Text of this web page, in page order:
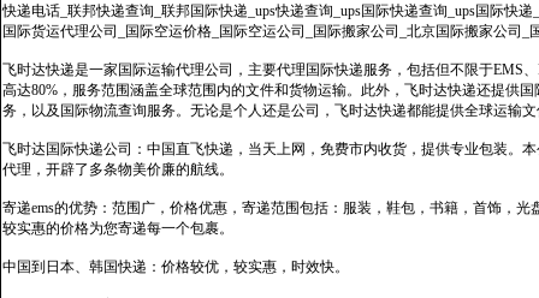
快递电话_联邦快递查询_联邦国际快递_ups快递查询_ups国际快递查询_ups国际快
国际货运代理公司_国际空运价格_国际空运公司_国际搬家公司_北京国际搬家公司_
飞时达快递是一家国际运输代理公司，主要代理国际快递服务，包括但不限于EMS
高达80%，服务范围涵盖全球范围内的文件和货物运输。此外，飞时达快递还提供
务，以及国际物流查询服务。无论是个人还是公司，飞时达快递都能提供全球运输
飞时达国际快递公司：中国直飞快递，当天上网，免费市内收货，提供专业包装。
代理，开辟了多条物美价廉的航线。
寄递ems的优势：范围广，价格优惠，寄递范围包括：服装，鞋包，书籍，首饰，
较实惠的价格为您寄递每一个包裹。
中国到日本、韩国快递：价格较优，较实惠，时效快。